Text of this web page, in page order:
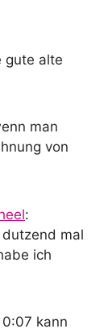
gute alte
man
von
:
mal
ich
0:07 kann